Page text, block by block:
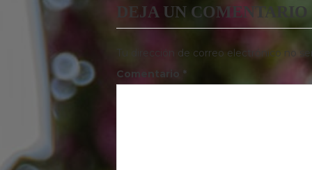
DEJA UN COMENTARIO
Tu dirección de correo electrónico no
Comentario *